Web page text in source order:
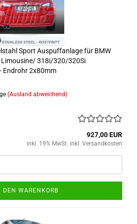
Sport Auspuffanlage für BMW
318i/320/320Si
Endrohr 2x80mm
(Ausland abweichend)
927,00 EUR
inkl. 19% MwSt. inkl. Versandkosten
DEN WARENKORB